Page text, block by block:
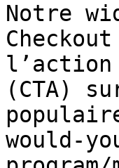
Notre
l’action
(CTA)
would-